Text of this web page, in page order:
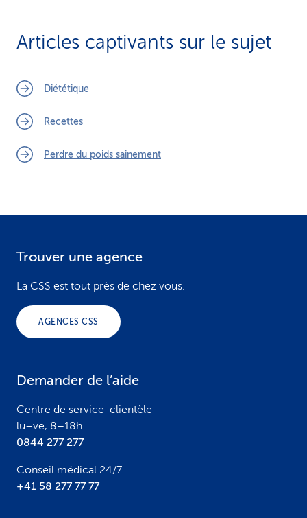
Articles captivants sur le sujet
Diététique
Recettes
Perdre du poids sainement
Trouver une agence
La CSS est tout près de chez vous.
AGENCES CSS
Demander de l’aide
Centre de service-clientèle
lu–ve, 8–18h
0844 277 277
Conseil médical 24/7
+41 58 277 77 77